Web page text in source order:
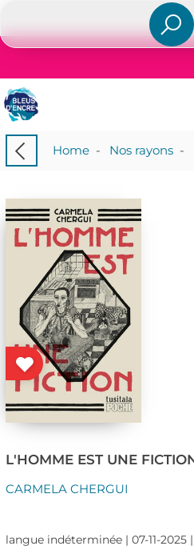
Home- Nos rayons-
L'HOMME EST UNE
CARMELA CHERGUI
langue indéterminée | 07-11-2025 |